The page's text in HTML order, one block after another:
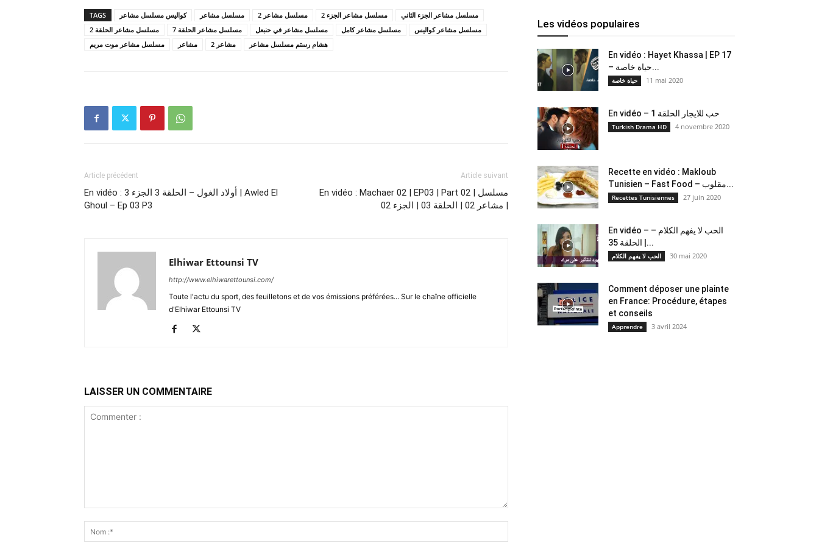
TAGS كواليس مسلسل مشاعر مسلسل مشاعر مسلسل مشاعر 2 مسلسل مشاعر الجزء 2
مسلسل مشاعر الجزء الثاني
مسلسل مشاعر الحلقة 2
مسلسل مشاعر الحلقة 7 مسلسل مشاعر في حنبعل مسلسل مشاعر كامل
مسلسل مشاعر كواليس
مسلسل مشاعر موت مريم
مشاعر مشاعر 2 هشام رستم مسلسل مشاعر
Article précédent
En vidéo : أولاد الغول – الحلقة 3 الجزء 3 | Awled El
Ghoul – Ep 03 P3
Article suivant
En vidéo : Machaer 02 | EP03 | Part 02 | مسلسل
Elhiwar Ettounsi TV
http://www.elhiwarettounsi.com/
Toute l'actu du sport, des feuilletons et de vos émissions préférées... Sur le chaîne officielle
d'Elhiwar Ettounsi TV
LAISSER UN COMMENTAIRE
Les vidéos populaires
En vidéo : Hayet Khassa | EP 17
– حياة خاصة...
حياة خاصة 11 mai 2020
En vidéo – حب للايجار الحلقة 1
Turkish Drama HD 4 novembre 2020
Recette en vidéo : Makloub
Tunisien – Fast Food – مقلوب...
Recettes Tunisiennes 27 juin 2020
En vidéo – الحب لا يفهم الكلام –
الحلقة 35 |...
الحب لا يفهم الكلام 30 mai 2020
Comment déposer une plainte
en France: Procédure, étapes
et conseils
Apprendre 3 avril 2024